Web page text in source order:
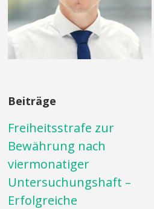
Beiträge
Freiheitsstrafe zur
Bewährung nach
viermonatiger
Untersuchungshaft –
Erfolgreiche